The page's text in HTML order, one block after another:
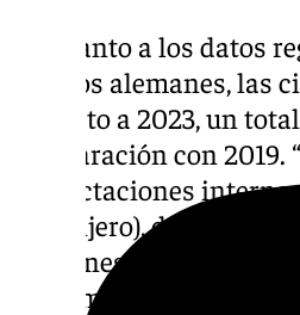
En cuanto a los datos
viajeros alemanes, las
respecto a 2023, un
comparación con
pernoctaciones
extranjero),
alemanes en la
Benalmádena acude a